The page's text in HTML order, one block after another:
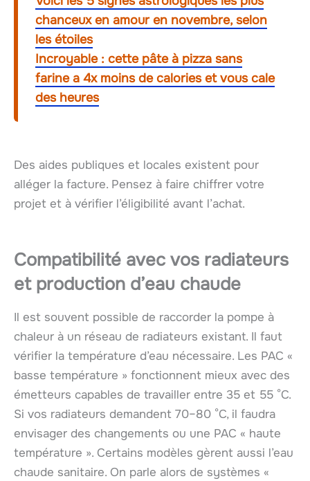
chanceux en amour en novembre, selon
les étoiles
Incroyable : cette pâte à pizza sans
farine a 4x moins de calories et vous cale
des heures
Des aides publiques et locales existent pour
alléger la facture. Pensez à faire chiffrer votre
projet et à vérifier l’éligibilité avant l’achat.
Compatibilité avec vos radiateurs
et production d’eau chaude
Il est souvent possible de raccorder la pompe à
chaleur à un réseau de radiateurs existant. Il faut
vérifier la température d’eau nécessaire. Les PAC «
basse température » fonctionnent mieux avec des
émetteurs capables de travailler entre 35 et 55 °C.
Si vos radiateurs demandent 70–80 °C, il faudra
envisager des changements ou une PAC « haute
température ». Certains modèles gèrent aussi l’eau
chaude sanitaire. On parle alors de systèmes «